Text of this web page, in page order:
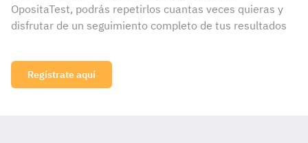
OpositaTest, podrás repetirlos cuantas veces quieras y
disfrutar de un seguimiento completo de tus resultados
Regístrate aquí